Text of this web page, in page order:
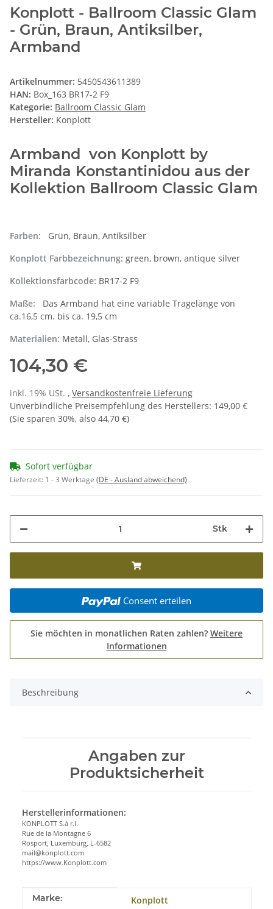
Konplott - Ballroom Classic Glam
- Grün, Braun, Antiksilber,
Armband
Artikelnummer: 5450543611389
HAN: Box_163 BR17-2 F9
Kategorie: Ballroom Classic Glam
Hersteller: Konplott
Armband von Konplott by
Miranda Konstantinidou aus der
Kollektion Ballroom Classic Glam
Farben:
Grün, Braun, Antiksilber
Konplott Farbbezeichnung: green, brown, antique silver
Kollektionsfarbcode: BR17-2 F9
Maße:
Das Armband hat eine variable Tragelänge von
ca.16,5 cm. bis ca. 19,5 cm
Materialien: Metall, Glas-Strass
104,30 €
inkl. 19% USt. , Versandkostenfreie Lieferung
Unverbindliche Preisempfehlung des Herstellers: 149,00 €
(Sie sparen 30%, also 44,70 €)
Sofort verfügbar
Lieferzeit: 1 - 3 Werktage (DE - Ausland abweichend)
Stk
Consent erteilen
Sie möchten in monatlichen Raten zahlen? Weitere
Informationen
Beschreibung
Angaben zur
Produktsicherheit
Herstellerinformationen:
KONPLOTT S.à r.l.
Rue de la Montagne 6
Rosport, Luxemburg, L-6582
mail@konplott.com
https://www.Konplott.com
Produkteigenschaft
Wert
Marke: Konplott